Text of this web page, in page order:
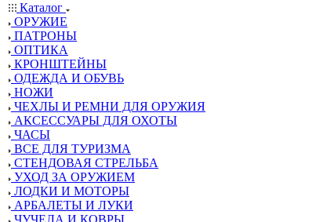
Каталог
ОРУЖИЕ
ПАТРОНЫ
ОПТИКА
КРОНШТЕЙНЫ
ОДЕЖДА И ОБУВЬ
НОЖИ
ЧЕХЛЫ И РЕМНИ ДЛЯ ОРУЖИЯ
АКСЕССУАРЫ ДЛЯ ОХОТЫ
ЧАСЫ
ВСЕ ДЛЯ ТУРИЗМА
СТЕНДОВАЯ СТРЕЛЬБА
УХОД ЗА ОРУЖИЕМ
ЛОДКИ И МОТОРЫ
АРБАЛЕТЫ И ЛУКИ
ЧУЧЕЛА И КОВРЫ